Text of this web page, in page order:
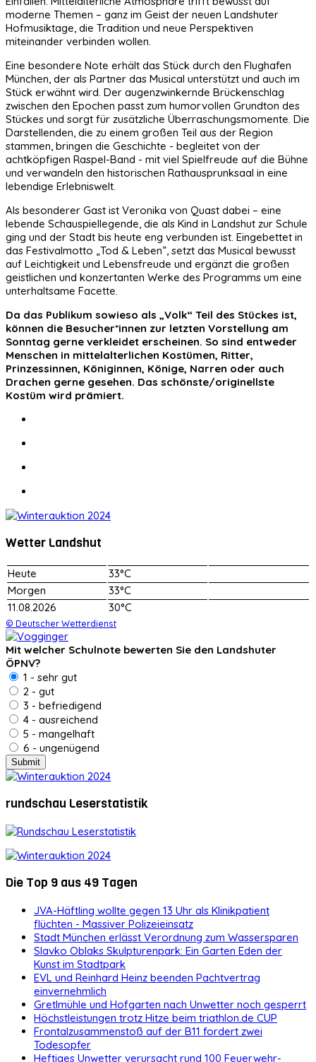
moderne Themen – ganz im Geist der neuen Landshuter
Hofmusiktage, die Tradition und neue Perspektiven
miteinander verbinden wollen.
Eine besondere Note erhält das Stück durch den Flughafen
München, der als Partner das Musical unterstützt und auch im
Stück erwähnt wird. Der augenzwinkernde Brückenschlag
zwischen den Epochen passt zum humorvollen Grundton des
Stückes und sorgt für zusätzliche Überraschungsmomente. Die
Darstellenden, die zu einem großen Teil aus der Region
stammen, bringen die Geschichte - begleitet von der
achtköpfigen Raspel-Band - mit viel Spielfreude auf die Bühne
und verwandeln den historischen Rathausprunksaal in eine
lebendige Erlebniswelt.
Als besonderer Gast ist Veronika von Quast dabei – eine
lebende Schauspiellegende, die als Kind in Landshut zur Schule
ging und der Stadt bis heute eng verbunden ist. Eingebettet in
das Festivalmotto „Tod & Leben”, setzt das Musical bewusst
auf Leichtigkeit und Lebensfreude und ergänzt die großen
geistlichen und konzertanten Werke des Programms um eine
unterhaltsame Facette.
Da das Publikum sowieso als „Volk“ Teil des Stückes ist,
können die Besucher*innen zur letzten Vorstellung am
Sonntag gerne verkleidet erscheinen. So sind entweder
Menschen in mittelalterlichen Kostümen, Ritter,
Prinzessinnen, Königinnen, Könige, Narren oder auch
Drachen gerne gesehen. Das schönste/originellste
Kostüm wird prämiert.
Wetter Landshut
Heute
33°C
Morgen
33°C
11.08.2026
30°C
© Deutscher Wetterdienst
Mit welcher Schulnote bewerten Sie den Landshuter
ÖPNV?
1 - sehr gut
2 - gut
3 - befriedigend
4 - ausreichend
5 - mangelhaft
6 - ungenügend
rundschau Leserstatistik
Die Top 9 aus 49 Tagen
JVA-Häftling wollte gegen 13 Uhr als Klinikpatient
flüchten - Massiver Polizeieinsatz
Stadt München erlässt Verordnung zum Wassersparen
Slavko Oblaks Skulpturenpark: Ein Garten Eden der
Kunst im Stadtpark
EVL und Reinhard Heinz beenden Pachtvertrag
einvernehmlich
Gretlmühle und Hofgarten nach Unwetter noch gesperrt
Höchstleistungen trotz Hitze beim triathlon.de CUP
Frontalzusammenstoß auf der B11 fordert zwei
Todesopfer
Heftiges Unwetter verursacht rund 100 Feuerwehr-